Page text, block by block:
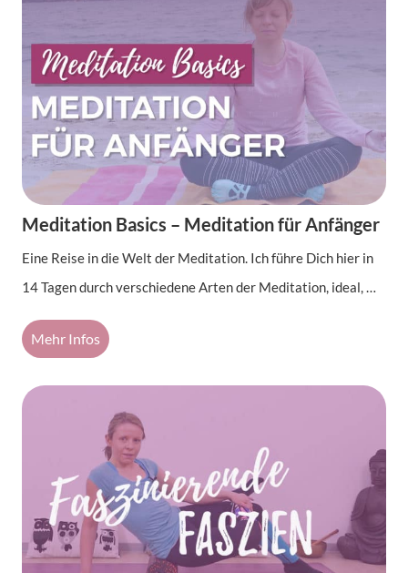
Meditation Basics – Meditation für Anfänger
Eine Reise in die Welt der Meditation. Ich führe Dich hier in
14 Tagen durch verschiedene Arten der Meditation, ideal, …
Mehr Infos